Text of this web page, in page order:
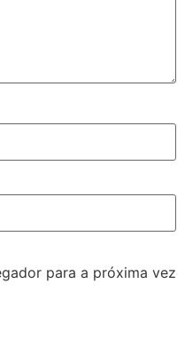
para a próxima vez